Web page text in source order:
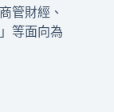
管財經、
等面向為